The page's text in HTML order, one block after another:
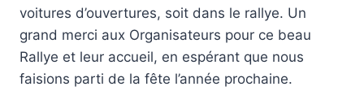
voitures d’ouvertures, soit dans le rallye. Un
grand merci aux Organisateurs pour ce beau
Rallye et leur accueil, en espérant que nous
faisions parti de la fête l’année prochaine.